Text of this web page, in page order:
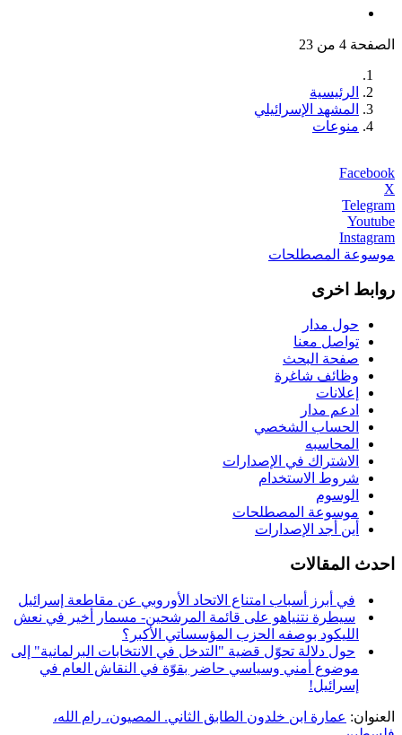
الصفحة 4 من 23
الرئيسية
المشهد الإسرائيلي
منوعات
Facebook
X
Telegram
Youtube
Instagram
موسوعة المصطلحات
روابط اخرى
حول مدار
تواصل معنا
صفحة البحث
وظائف شاغرة
إعلانات
ادعم مدار
الحساب الشخصي
المحاسبه
الاشتراك في الإصدارات
شروط الاستخدام
الوسوم
موسوعة المصطلحات
أين أجد الإصدارات
احدث المقالات
في أبرز أسباب امتناع الاتحاد الأوروبي عن مقاطعة إسرائيل
سيطرة نتنياهو على قائمة المرشحين- مسمار أخير في نعش
الليكود بوصفه الحزب المؤسساتي الأكبر؟
حول دلالة تحوّل قضية "التدخل في الانتخابات البرلمانية" إلى
موضوع أمني وسياسي حاضر بقوّة في النقاش العام في
إسرائيل!
العنوان: عمارة ابن خلدون الطابق الثاني. المصيون، رام الله،